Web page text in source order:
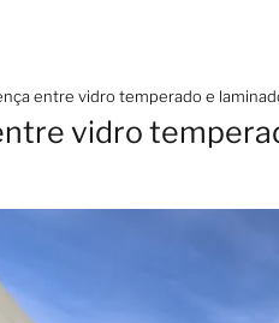
entre vidro temperado e
vidro